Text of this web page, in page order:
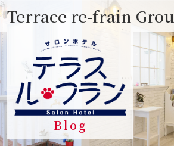
Skip
content
Terrace re-frain
Blog